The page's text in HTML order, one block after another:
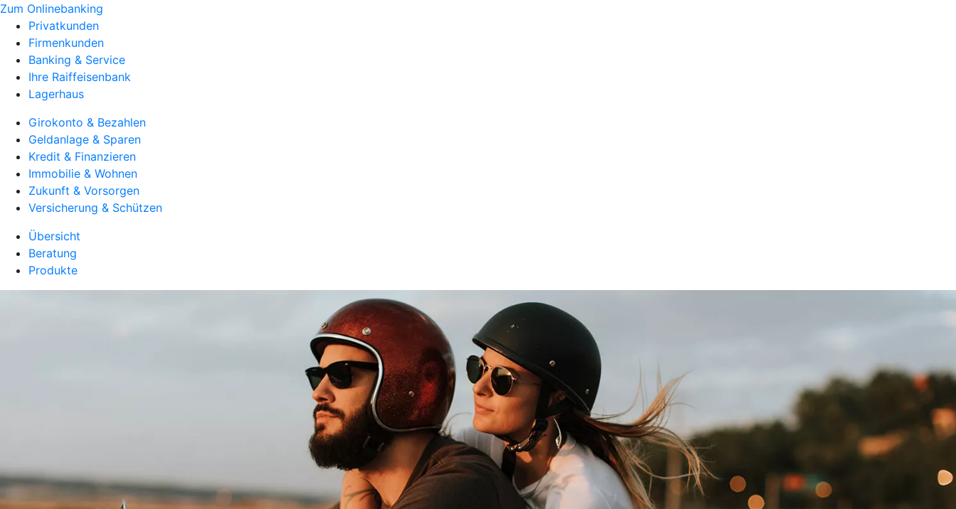
Zum Onlinebanking
Privatkunden
Firmenkunden
Banking & Service
Ihre Raiffeisenbank
Lagerhaus
Girokonto & Bezahlen
Geldanlage & Sparen
Kredit & Finanzieren
Immobilie & Wohnen
Zukunft & Vorsorgen
Versicherung & Schützen
Übersicht
Beratung
Produkte